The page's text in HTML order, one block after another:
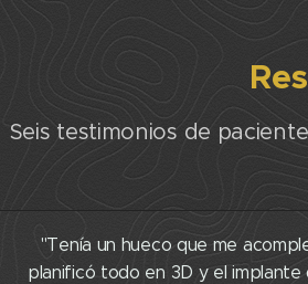
Seis testimonios de
"Tenía un hueco que me
planificó todo en 3D y el